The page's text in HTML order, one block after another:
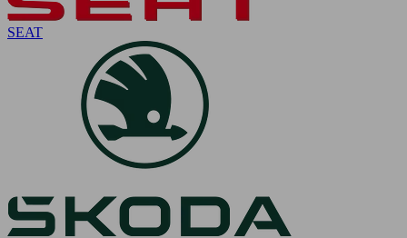
SEAT